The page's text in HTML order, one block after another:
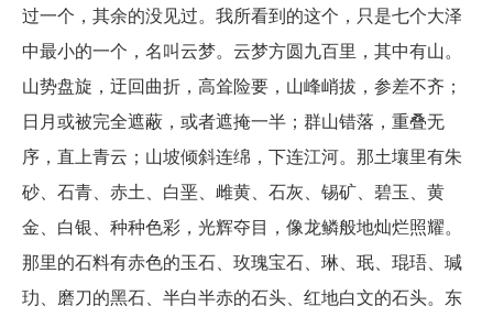
过一个，其余的没见过。我所看到的这个，只是七个大泽
中最小的一个，名叫云梦。云梦方圆九百里，其中有山。
山势盘旋，迂回曲折，高耸险要，山峰峭拔，参差不齐；
日月或被完全遮蔽，或者遮掩一半；群山错落，重叠无
序，直上青云；山坡倾斜连绵，下连江河。那土壤里有朱
砂、石青、赤土、白垩、雌黄、石灰、锡矿、碧玉、黄
金、白银、种种色彩，光辉夺目，像龙鳞般地灿烂照耀。
那里的石料有赤色的玉石、玫瑰宝石、琳、珉、琨珸、瑊
玏、磨刀的黑石、半白半赤的石头、红地白文的石头。东